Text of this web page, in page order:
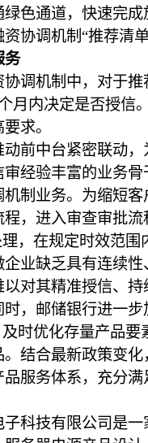
色通道，快速完
协调机制“推荐清单
务
机制中，对于推
月内决定是否授信
求。
中台紧密联动，
经验丰富的业务
制业务。为缩短客
，进入审查审批流
，在规定时效范围
缺乏具有连续性
以对其精准授信、
，邮储银行进一
时优化存量产品要
结合最新政策变
品服务体系，充分
技有限公司是一